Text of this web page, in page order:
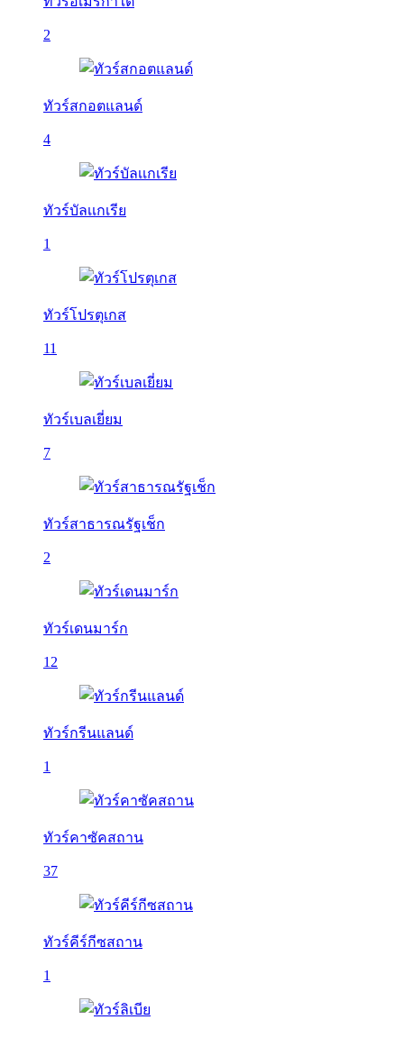
2
ทัวร์สกอตแลนด์
4
ทัวร์บัลเเกเรีย
1
ทัวร์โปรตุเกส
11
ทัวร์เบลเยี่ยม
7
ทัวร์สาธารณรัฐเช็ก
2
ทัวร์เดนมาร์ก
12
ทัวร์กรีนแลนด์
1
ทัวร์คาซัคสถาน
37
ทัวร์คีร์กีซสถาน
1